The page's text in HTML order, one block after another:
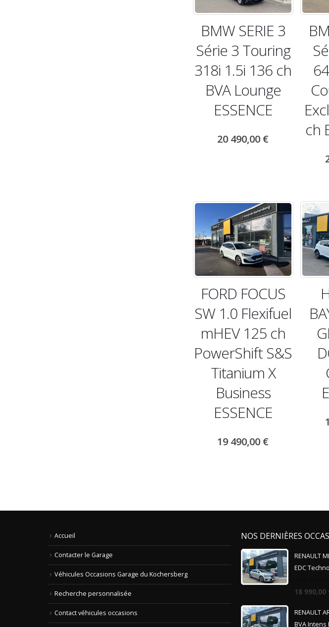
BMW SERIE 3
Série 3 Touring
318i 1.5i 136 ch
BVA Lounge
ESSENCE
20 490,00 €
ch
FORD FOCUS
SW 1.0 Flexifuel
mHEV 125 ch
PowerShift S&S
Titanium X
Business
ESSENCE
19 490,00 €
Accueil
Contacter le Garage
Véhicules Occasions Garage du Kochersberg
Recherche personnalisée
Contact véhicules occasions
NOS DERNIÈRES
RENAULT
EDC
0
out
18 990,00
RENAULT
BVA Intens